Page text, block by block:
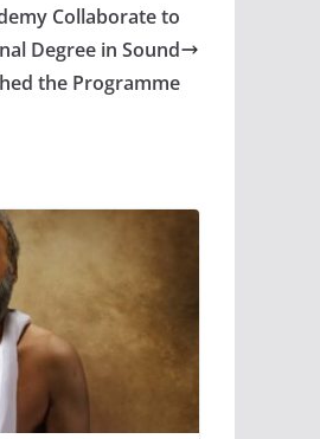
Collaborate to
Degree in Sound
the Programme